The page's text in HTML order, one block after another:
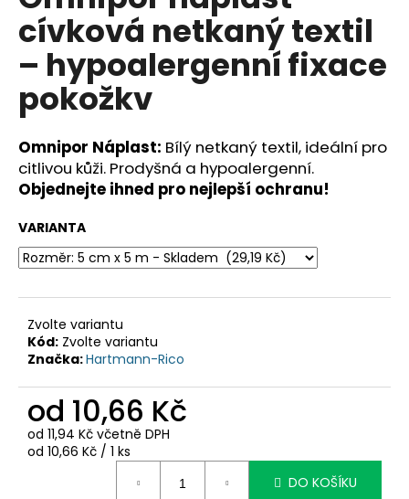
z
hvězdiček.
cívková netkaný textil
– hypoalergenní fixace
pokožkv
Omnipor Náplast: Bílý netkaný textil, ideální pro
citlivou kůži. Prodyšná a hypoalergenní.
Objednejte ihned pro nejlepší ochranu!
VARIANTA
Zvolte variantu
Kód: Zvolte variantu
Značka:Hartmann-Rico
od 10,66 Kč
od 11,94 Kč včetně DPH
Měrná
od 10,66 Kč / 1 ks
DO KOŠÍKU
a
j
í
t
?
D
p
o
u
č
u